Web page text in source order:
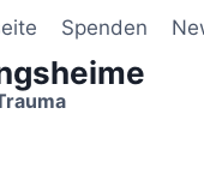
Spenden